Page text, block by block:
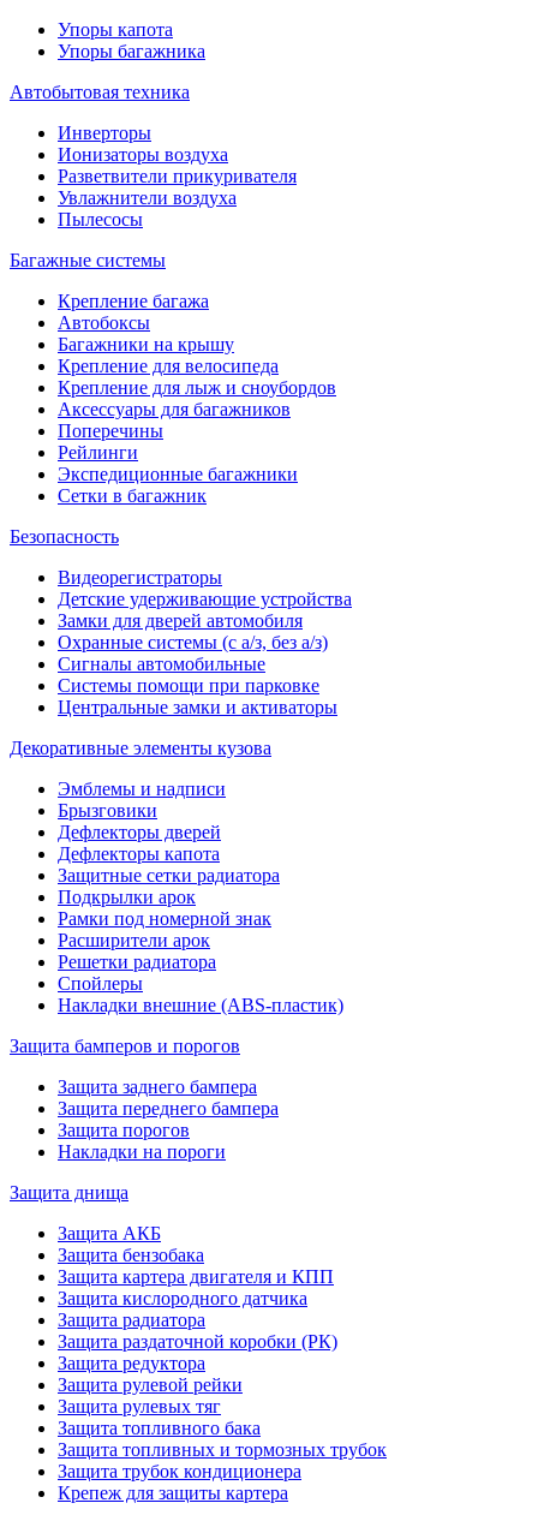
Упоры капота
Упоры багажника
Автобытовая техника
Инверторы
Ионизаторы воздуха
Разветвители прикуривателя
Увлажнители воздуха
Пылесосы
Багажные системы
Крепление багажа
Автобоксы
Багажники на крышу
Крепление для велосипеда
Крепление для лыж и сноубордов
Аксессуары для багажников
Поперечины
Рейлинги
Экспедиционные багажники
Сетки в багажник
Безопасность
Видеорегистраторы
Детские удерживающие устройства
Замки для дверей автомобиля
Охранные системы (с а/з, без а/з)
Сигналы автомобильные
Системы помощи при парковке
Центральные замки и активаторы
Декоративные элементы кузова
Эмблемы и надписи
Брызговики
Дефлекторы дверей
Дефлекторы капота
Защитные сетки радиатора
Подкрылки арок
Рамки под номерной знак
Расширители арок
Решетки радиатора
Спойлеры
Накладки внешние (ABS-пластик)
Защита бамперов и порогов
Защита заднего бампера
Защита переднего бампера
Защита порогов
Накладки на пороги
Защита днища
Защита АКБ
Защита бензобака
Защита картера двигателя и КПП
Защита кислородного датчика
Защита радиатора
Защита раздаточной коробки (РК)
Защита редуктора
Защита рулевой рейки
Защита рулевых тяг
Защита топливного бака
Защита топливных и тормозных трубок
Защита трубок кондиционера
Крепеж для защиты картера